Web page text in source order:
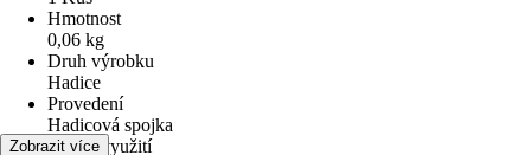
Hmotnost
0,06 kg
Druh výrobku
Hadice
Provedení
Hadicová spojka
Oblast využití
Zobrazit více